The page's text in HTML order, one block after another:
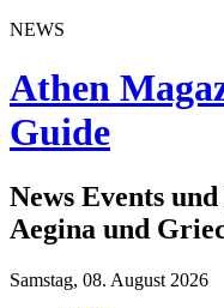
NEWS
Athen
Guide
News Events
Aegina und
Samstag, 08. August 2026